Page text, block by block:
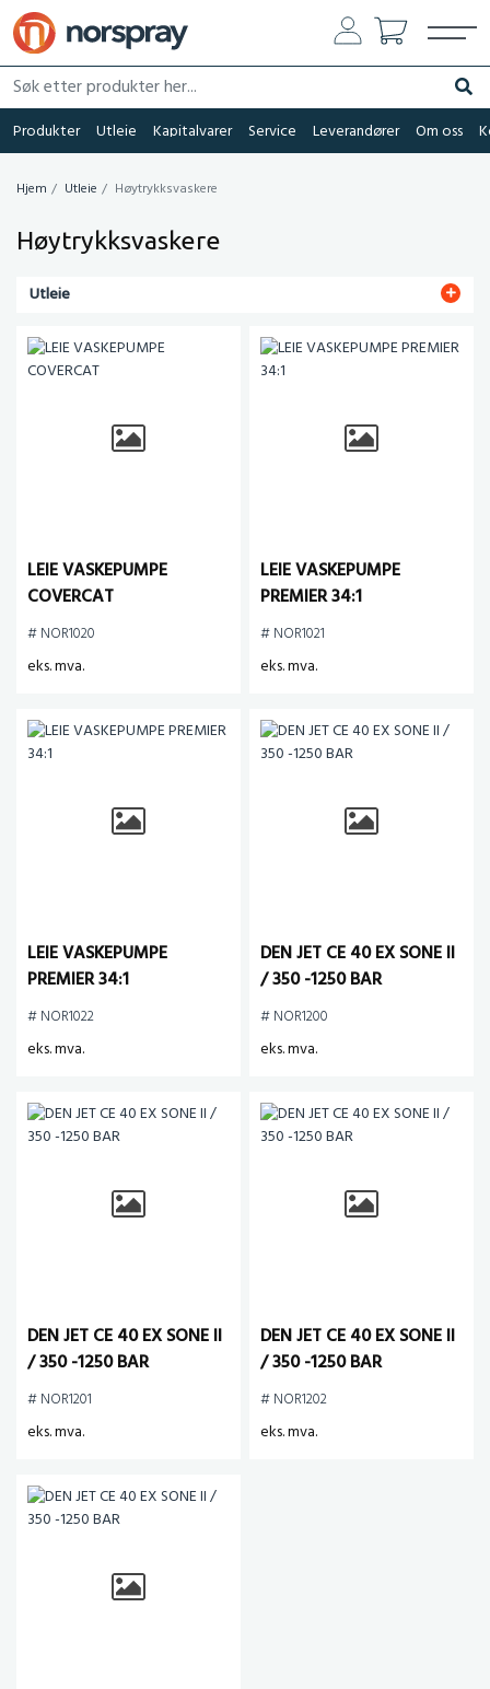
Søk etter produkter her...
Søk
Produkter Utleie Kapitalvarer Service Leverandører Om oss
Hjem Utleie Høytrykksvaskere
Høytrykksvaskere
Utleie
LEIE VASKEPUMPE
COVERCAT
# NOR1020
eks. mva.
LEIE VASKEPUMPE
PREMIER 34:1
# NOR1021
eks. mva.
LEIE VASKEPUMPE
PREMIER 34:1
# NOR1022
eks. mva.
DEN JET CE 40 EX SONE II
/ 350 -1250 BAR
# NOR1200
eks. mva.
DEN JET CE 40 EX SONE II
/ 350 -1250 BAR
# NOR1201
eks. mva.
DEN JET CE 40 EX SONE II
/ 350 -1250 BAR
# NOR1202
eks. mva.